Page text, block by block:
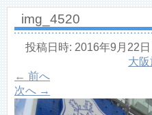
img_4520
投稿日時: 2016年9月22日
大
← 前へ
次へ →